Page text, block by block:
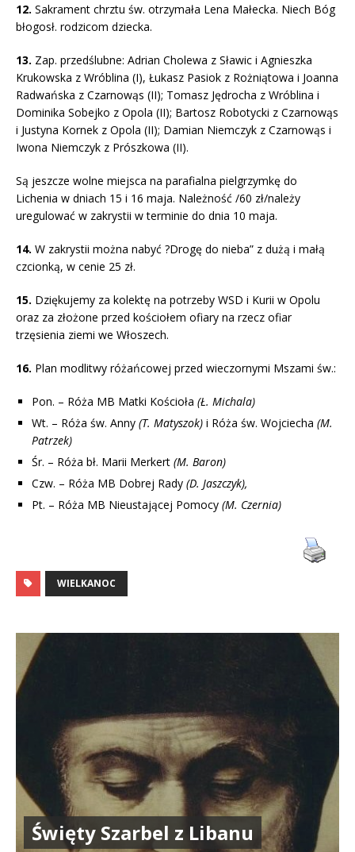
12. Sakrament chrztu św. otrzymała Lena Małecka. Niech Bóg
błogosł. rodzicom dziecka.
13. Zap. przedślubne: Adrian Cholewa z Sławic i Agnieszka
Krukowska z Wróblina (I), Łukasz Pasiok z Rożniątowa i Joanna
Radwańska z Czarnowąs (II); Tomasz Jędrocha z Wróblina i
Dominika Sobejko z Opola (II); Bartosz Robotycki z Czarnowąs
i Justyna Kornek z Opola (II); Damian Niemczyk z Czarnowąs i
Iwona Niemczyk z Prószkowa (II).
Są jeszcze wolne miejsca na parafialna pielgrzymkę do
Lichenia w dniach 15 i 16 maja. Należność /60 zł/należy
uregulować w zakrystii w terminie do dnia 10 maja.
14. W zakrystii można nabyć ?Drogę do nieba” z dużą i małą
czcionką, w cenie 25 zł.
15. Dziękujemy za kolektę na potrzeby WSD i Kurii w Opolu
oraz za złożone przed kościołem ofiary na rzecz ofiar
trzęsienia ziemi we Włoszech.
16. Plan modlitwy różańcowej przed wieczornymi Mszami św.:
Pon. – Róża MB Matki Kościoła (Ł. Michala)
Wt. – Róża św. Anny (T. Matyszok) i Róża św. Wojciecha (M.
Patrzek)
Śr. – Róża bł. Marii Merkert (M. Baron)
Czw. – Róża MB Dobrej Rady (D. Jaszczyk),
Pt. – Róża MB Nieustającej Pomocy (M. Czernia)
WIELKANOC
Święty Szarbel z Libanu